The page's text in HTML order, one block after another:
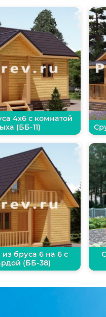
4х6 с комнатой
(ББ-11)
бруса 6 на 6 с
(ББ-38)